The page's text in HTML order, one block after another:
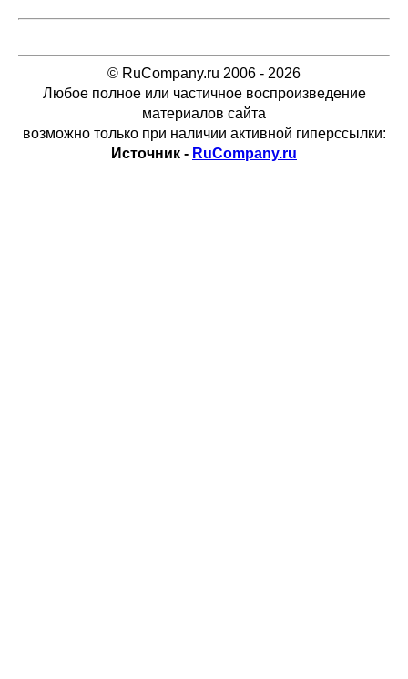
© RuCompany.ru 2006 - 2026
Любое полное или частичное воспроизведение
материалов сайта
возможно только при наличии активной гиперссылки:
Источник - RuCompany.ru